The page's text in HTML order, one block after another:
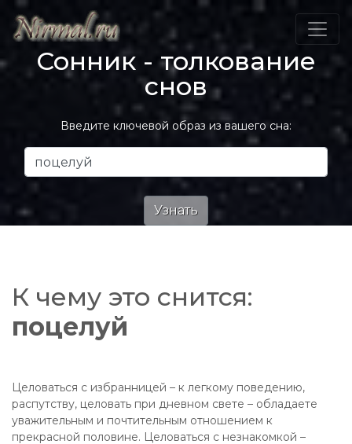
Сонник - толкование
снов
Введите ключевой образ из вашего сна:
К чему это снится:
поцелуй
Целоваться с избранницей – к легкому поведению,
распутству, целовать при дневном свете – обладаете
уважительным и почтительным отношением к
прекрасной половине. Целоваться с незнакомкой –